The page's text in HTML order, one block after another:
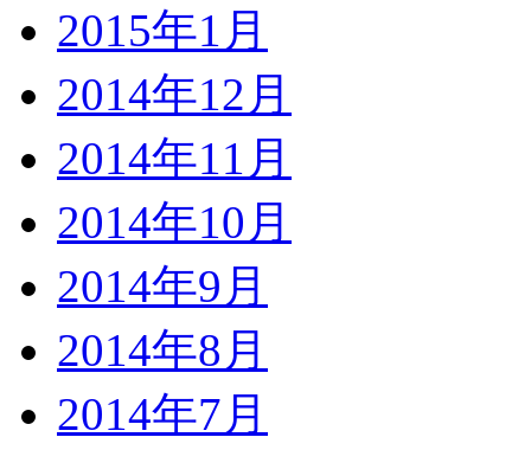
2015年1月
2014年12月
2014年11月
2014年10月
2014年9月
2014年8月
2014年7月